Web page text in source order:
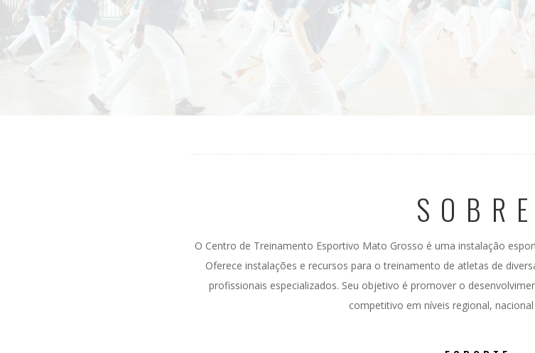
SOBRE
O Centro de Treinamento Esportivo Mato Grosso é uma instalação
Oferece instalações e recursos para o treinamento de atletas de
profissionais especializados. Seu objetivo é promover o
competitivo em níveis regional,